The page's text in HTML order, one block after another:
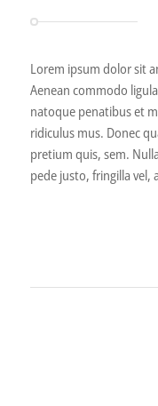
Lorem ipsum dolor sit
Aenean commodo
natoque penatibus et
ridiculus mus. Donec
pretium quis, sem.
pede justo, fringilla vel,